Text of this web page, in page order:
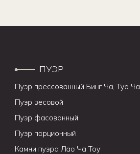
ПУЭР
Пуэр прессованный Бинг Ча, Туо Ча
Пуэр весовой
Пуэр фасованный
Пуэр порционный
Камни пуэра Лао Ча Тоу